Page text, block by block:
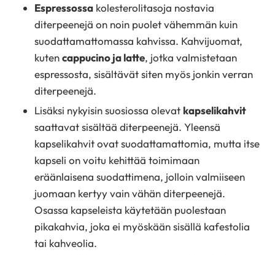
Espressossa kolesterolitasoja nostavia
diterpeenejä on noin puolet vähemmän kuin
suodattamattomassa kahvissa. Kahvijuomat,
kutencappucino ja latte, jotka valmistetaan
espressosta, sisältävät siten myös jonkin verran
diterpeenejä.
Lisäksi nykyisin suosiossa olevat kapselikahvit
saattavat sisältää diterpeenejä. Yleensä
kapselikahvit ovat suodattamattomia, mutta itse
kapseli on voitu kehittää toimimaan
eräänlaisena suodattimena, jolloin valmiiseen
juomaan kertyy vain vähän diterpeenejä.
Osassa kapseleista käytetään puolestaan
pikakahvia, joka ei myöskään sisällä kafestolia
tai kahveolia.